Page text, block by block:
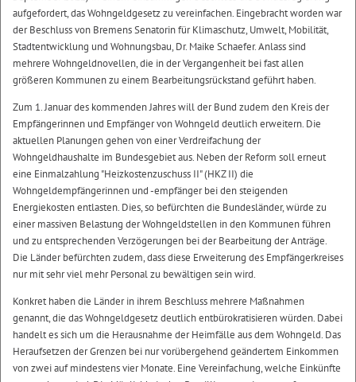
aufgefordert, das Wohngeldgesetz zu vereinfachen. Eingebracht worden war
der Beschluss von Bremens Senatorin für Klimaschutz, Umwelt, Mobilität,
Stadtentwicklung und Wohnungsbau, Dr. Maike Schaefer. Anlass sind
mehrere Wohngeldnovellen, die in der Vergangenheit bei fast allen
größeren Kommunen zu einem Bearbeitungsrückstand geführt haben.
Zum 1. Januar des kommenden Jahres will der Bund zudem den Kreis der
Empfängerinnen und Empfänger von Wohngeld deutlich erweitern. Die
aktuellen Planungen gehen von einer Verdreifachung der
Wohngeldhaushalte im Bundesgebiet aus. Neben der Reform soll erneut
eine Einmalzahlung "Heizkostenzuschuss II" (HKZ II) die
Wohngeldempfängerinnen und -empfänger bei den steigenden
Energiekosten entlasten. Dies, so befürchten die Bundesländer, würde zu
einer massiven Belastung der Wohngeldstellen in den Kommunen führen
und zu entsprechenden Verzögerungen bei der Bearbeitung der Anträge.
Die Länder befürchten zudem, dass diese Erweiterung des Empfängerkreises
nur mit sehr viel mehr Personal zu bewältigen sein wird.
Konkret haben die Länder in ihrem Beschluss mehrere Maßnahmen
genannt, die das Wohngeldgesetz deutlich entbürokratisieren würden. Dabei
handelt es sich um die Herausnahme der Heimfälle aus dem Wohngeld. Das
Heraufsetzen der Grenzen bei nur vorübergehend geändertem Einkommen
von zwei auf mindestens vier Monate. Eine Vereinfachung, welche Einkünfte